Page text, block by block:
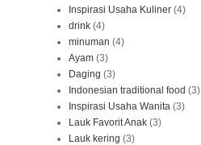
Inspirasi Usaha Kuliner (4)
drink (4)
minuman (4)
Ayam (3)
Daging (3)
Indonesian traditional food (3)
Inspirasi Usaha Wanita (3)
Lauk Favorit Anak (3)
Lauk kering (3)